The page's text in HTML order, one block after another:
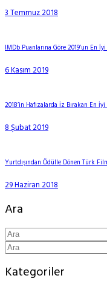
3 Temmuz 2018
IMDb Puanlarına Göre 2019’un En
6 Kasım 2019
2018’in Hafızalarda İz Bırakan En
8 Şubat 2019
Yurtdışından Ödülle Dönen Türk
29 Haziran 2018
Ara
Kategoriler